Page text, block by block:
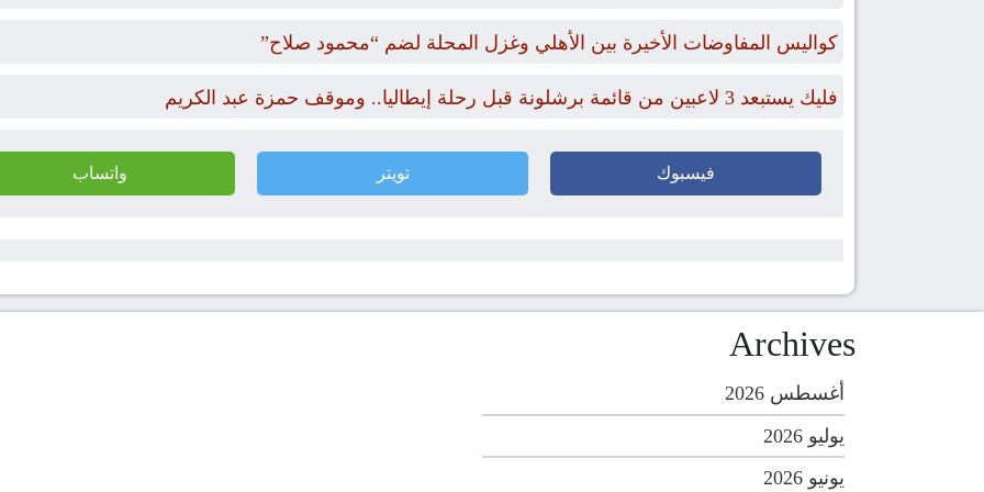
كواليس المفاوضات الأخيرة بين الأهلي وغزل المحلة لضم “محمود صلاح”
فليك يستبعد 3 لاعبين من قائمة برشلونة قبل رحلة إيطاليا.. وموقف حمزة عبد الكريم
فيسبوك تويتر واتساب
Archives
أغسطس 2026
يوليو 2026
يونيو 2026